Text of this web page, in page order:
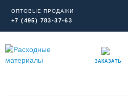
ОПТОВЫЕ ПРОДАЖИ
+7 (495) 783-37-63
ЗАКАЗАТЬ